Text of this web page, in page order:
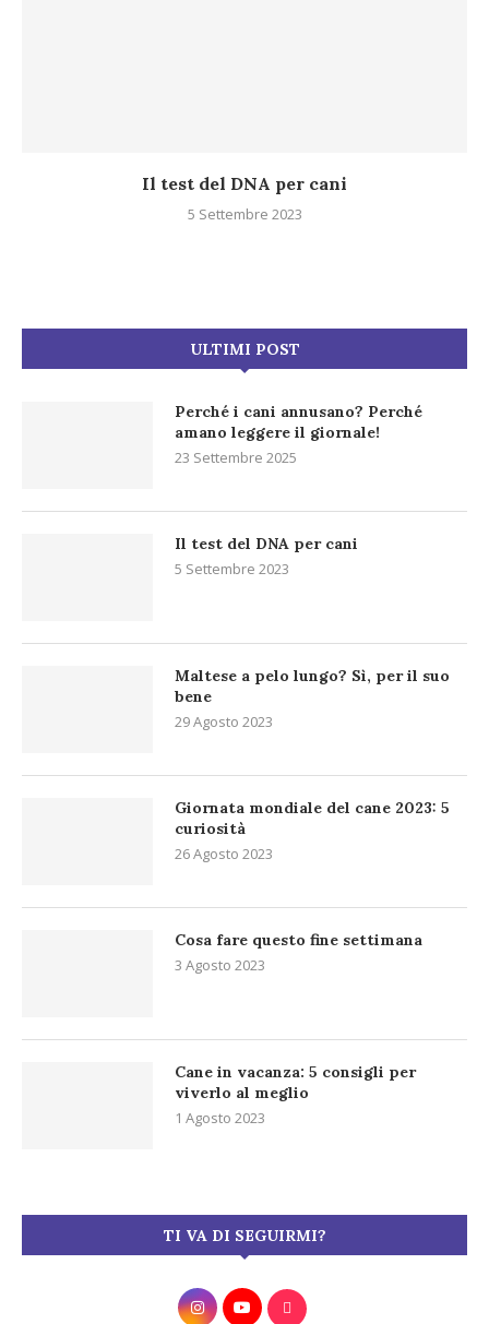
Il test del DNA per cani
5 Settembre 2023
ULTIMI POST
Perché i cani annusano? Perché
amano leggere il giornale!
23 Settembre 2025
Il test del DNA per cani
5 Settembre 2023
Maltese a pelo lungo? Sì, per il suo
bene
29 Agosto 2023
Giornata mondiale del cane 2023: 5
curiosità
26 Agosto 2023
Cosa fare questo fine settimana
3 Agosto 2023
Cane in vacanza: 5 consigli per
viverlo al meglio
1 Agosto 2023
TI VA DI SEGUIRMI?